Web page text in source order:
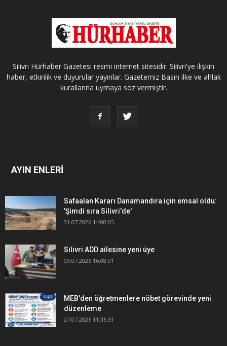
Silivri Hürhaber Gazetesi resmi internet sitesidir. Silivri'ye ilişkin
haber, etkinlik ve duyurular yayınlar. Gazetemiz Basın ilke ve ahlak
kurallarına uymaya söz vermiştir.
AYIN ENLERİ
Safaalan Kararı Danamandıra için emsal oldu:
'Şimdi sıra Silivri'de'
31.07.2026 14:00:05
Silivri ADD ailesine yeni üye
09.07.2026 16:08:01
MEB'den öğretmenlere nöbet görevinde yeni
düzenleme
27.07.2026 11:36:31